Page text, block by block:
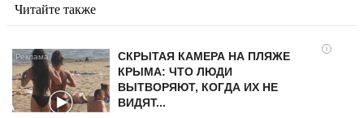
Читайте также
i
СКРЫТАЯ КАМЕРА НА ПЛЯЖЕ
КРЫМА: ЧТО ЛЮДИ
ВЫТВОРЯЮТ, КОГДА ИХ НЕ
ВИДЯТ...